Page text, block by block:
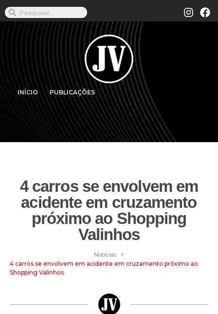
INÍCIO PUBLICAÇÕES
4 carros se envolvem em
acidente em cruzamento
próximo ao Shopping
Valinhos
Notícias >
4 carros se envolvem em acidente em cruzamento próximo ao
Shopping Valinhos